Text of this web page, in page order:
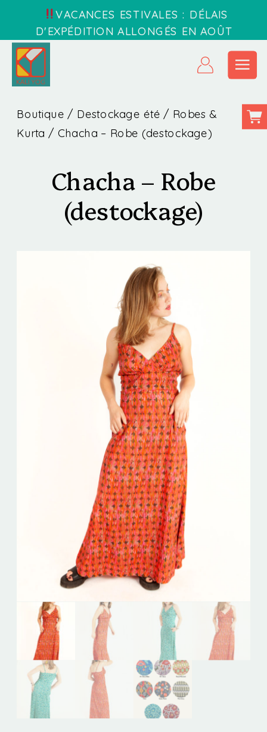
VACANCES ESTIVALES : DÉLAIS
D'EXPÉDITION ALLONGÉS EN AOÛT
Boutique / Destockage été / Robes &
Kurta / Chacha – Robe (destockage)
Chacha – Robe
(destockage)